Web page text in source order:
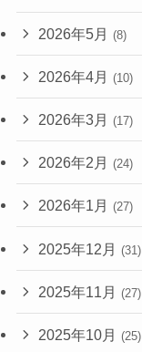
2026年5月 (8)
2026年4月 (10)
2026年3月 (17)
2026年2月 (24)
2026年1月 (27)
2025年12月 (31)
2025年11月 (27)
2025年10月 (25)